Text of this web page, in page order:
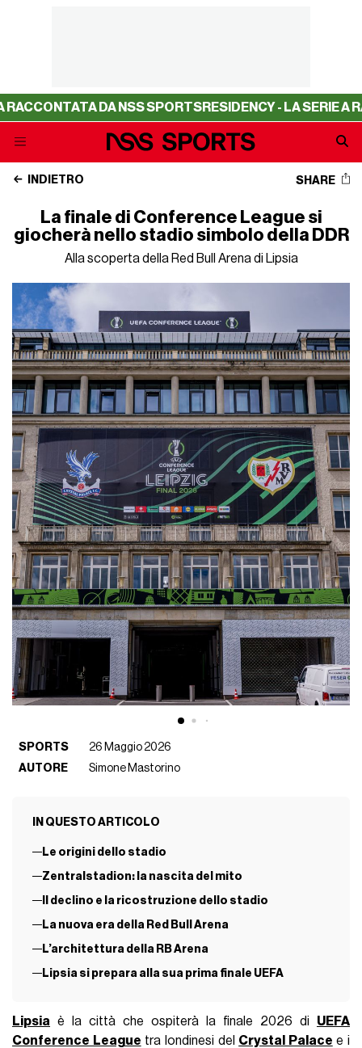
DA NSS SPORTSRESIDENCY - LA SERIE A
INDIETRO SHARE
La finale di Conference League si
giocherà nello stadio simbolo della DDR
Alla scoperta della Red Bull Arena di Lipsia
SPORTS
26 Maggio 2026
AUTORE
Simone Mastorino
IN QUESTO ARTICOLO
Le origini dello stadio
Zentralstadion: la nascita del mito
Il declino e la ricostruzione dello stadio
La nuova era della Red Bull Arena
L’architettura della RB Arena
Lipsia si prepara alla sua prima finale UEFA
Lipsia è la città che ospiterà la finale 2026 di UEFA
Conference League tra londinesi del Crystal Palace e i